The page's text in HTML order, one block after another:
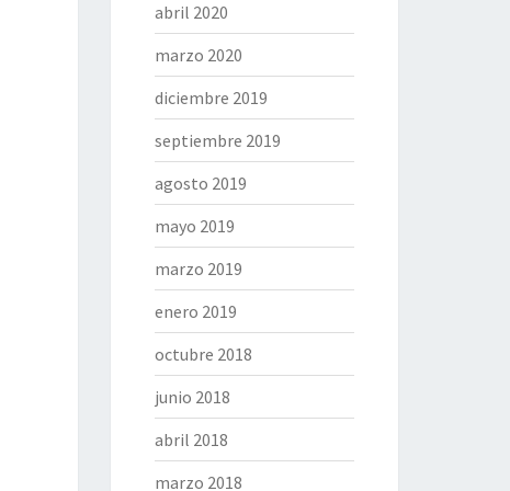
abril 2020
marzo 2020
diciembre 2019
septiembre 2019
agosto 2019
mayo 2019
marzo 2019
enero 2019
octubre 2018
junio 2018
abril 2018
marzo 2018